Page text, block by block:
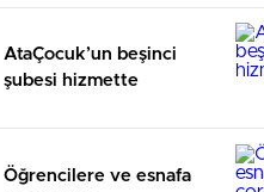
AtaÇocuk’un beşinci
şubesi hizmette
Öğrencilere ve esnafa